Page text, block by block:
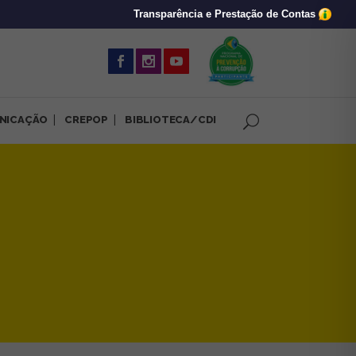
Transparência e Prestação de Contas
CREPOP BIBLIOTECA/CDI
de rádio do CRP-MG |